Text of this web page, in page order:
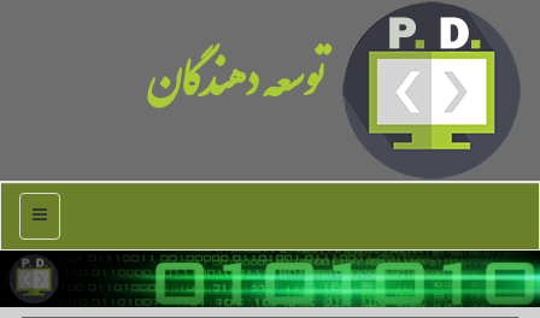
توسعه دهندگان
منو